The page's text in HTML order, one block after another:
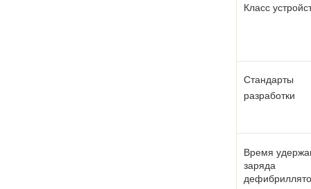
Класс
Стандарты
разработки
Время
заряда